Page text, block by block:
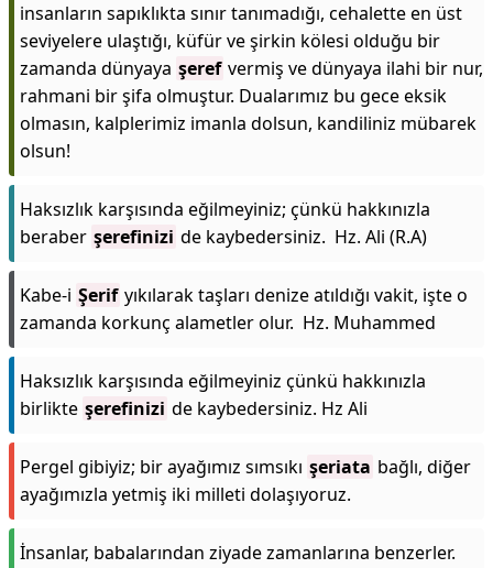
insanların sapıklıkta sınır tanımadığı, cehalette en üst
seviyelere ulaştığı, küfür ve şirkin kölesi olduğu bir
zamanda dünyaya şeref vermiş ve dünyaya ilahi bir nur,
rahmani bir şifa olmuştur. Dualarımız bu gece eksik
olmasın, kalplerimiz imanla dolsun, kandiliniz mübarek
olsun!
Haksızlık karşısında eğilmeyiniz; çünkü hakkınızla
beraber şerefinizi de kaybedersiniz. Hz. Ali (R.A)
Kabe-i Şerif yıkılarak taşları denize atıldığı vakit, işte o
zamanda korkunç alametler olur. Hz. Muhammed
Haksızlık karşısında eğilmeyiniz çünkü hakkınızla
birlikte şerefinizi de kaybedersiniz. Hz Ali
Pergel gibiyiz; bir ayağımız sımsıkı şeriata bağlı, diğer
ayağımızla yetmiş iki milleti dolaşıyoruz.
İnsanlar, babalarından ziyade zamanlarına benzerler.